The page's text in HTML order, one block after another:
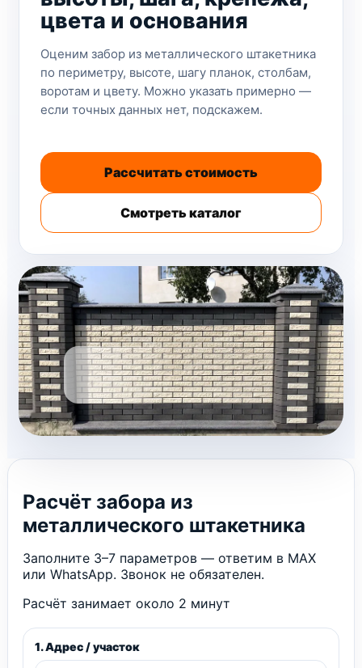
цвета и основания
Оценим забор из металлического штакетника
по периметру, высоте, шагу планок, столбам,
воротам и цвету. Можно указать примерно —
если точных данных нет, подскажем.
Рассчитать стоимость
Смотреть каталог
Расчёт забора из
металлического штакетника
Заполните 3–7 параметров — ответим в MAX
или WhatsApp. Звонок не обязателен.
Расчёт занимает около 2 минут
1. Адрес / участок